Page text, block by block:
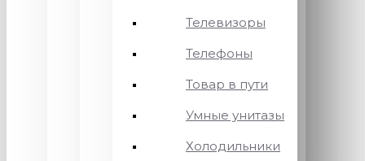
Телевизоры
Телефоны
Товар в пути
Умные унитазы
Холодильники